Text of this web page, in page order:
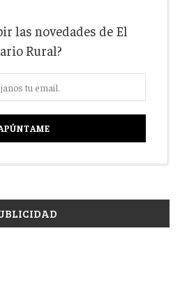
las novedades de El
Rural?